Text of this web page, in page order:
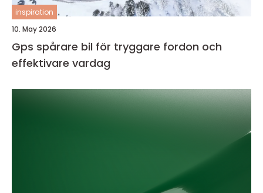
inspiration
10. May 2026
Gps spårare bil för tryggare fordon och
effektivare vardag